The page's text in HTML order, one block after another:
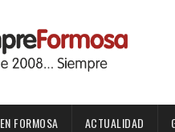
EN FORMOSA ACTUALIDAD